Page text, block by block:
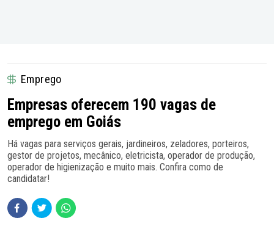
Emprego
Empresas oferecem 190 vagas de
emprego em Goiás
Há vagas para serviços gerais, jardineiros, zeladores, porteiros,
gestor de projetos, mecânico, eletricista, operador de produção,
operador de higienização e muito mais. Confira como de
candidatar!